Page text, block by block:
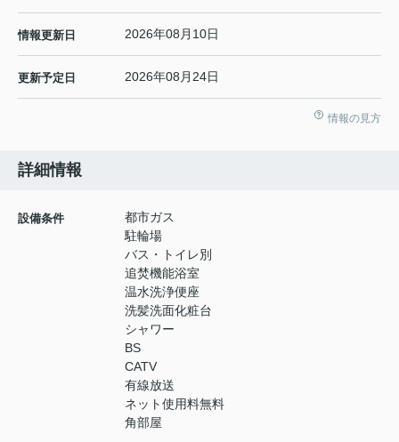
情報更新日 2026年08月10日
更新予定日 2026年08月24日
情報の見方
詳細情報
設備条件
都市ガス
駐輪場
バス・トイレ別
追焚機能浴室
温水洗浄便座
洗髪洗面化粧台
シャワー
BS
CATV
有線放送
ネット使用料無料
角部屋